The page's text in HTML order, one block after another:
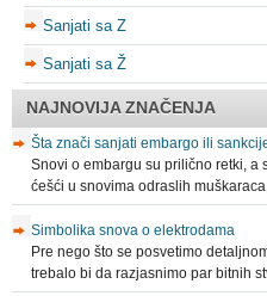
Sanjati sa Z
Sanjati sa Ž
NAJNOVIJA ZNAČENJA
Šta znači sanjati embargo ili
Snovi o embargu su prilično retki, a
ćešći u snovima odraslih
Simbolika snova o elektrodama
Pre nego što se posvetimo
trebalo bi da razjasnimo par bitnih